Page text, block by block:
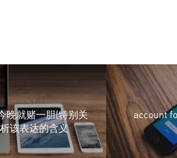
晚就赌一胆(特别关
该表达的含义
account